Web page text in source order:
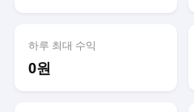
하루 최대 수익
0원